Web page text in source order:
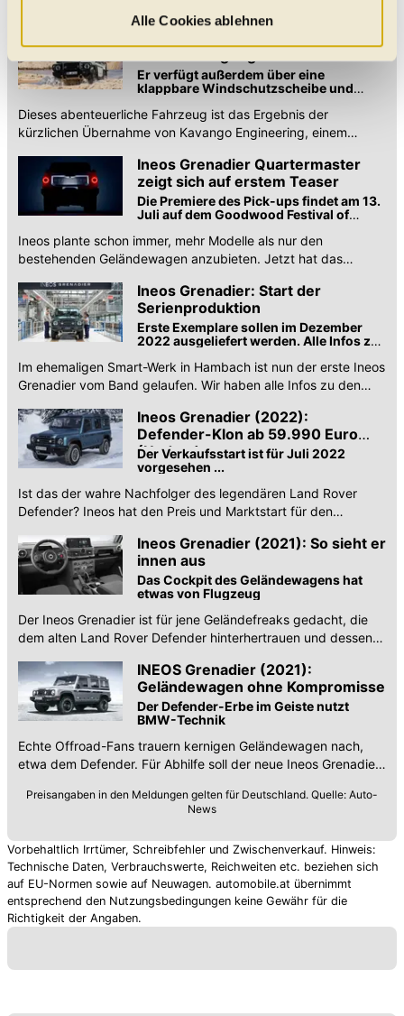
welche Kategorien Sie zulassen möchten. Es werden nur
Daten verarbeitet, für die Sie uns Ihr Einverständnis
geben. Bitte beachten Sie, dass durch eine
Einschränkung womöglich nicht mehr alle
Funktionalitäten der Website zur Verfügung stehen. Sie
können die Einstellungen jederzeit in unserer
Alle Cookies ablehnen
einem saftigen Preis.
Er verfügt außerdem über eine
klappbare Windschutzscheibe und
Sicht ...
Dieses abenteuerliche Fahrzeug ist das Ergebnis der
kürzlichen Übernahme von Kavango Engineering, einem
Ineos Grenadier Quartermaster
zeigt sich auf erstem Teaser
Die Premiere des Pick-ups findet am 13.
Juli auf dem Goodwood Festival of
Ineos plante schon immer, mehr Modelle als nur den
bestehenden Geländewagen anzubieten. Jetzt hat das
Ineos Grenadier: Start der
Serienproduktion
Erste Exemplare sollen im Dezember
2022 ausgeliefert werden. Alle Infos zu
Im ehemaligen Smart-Werk in Hambach ist nun der erste Ineos
Grenadier vom Band gelaufen. Wir haben alle Infos zu den
Ineos Grenadier (2022):
Defender-Klon ab 59.990 Euro
(Update)
Der Verkaufsstart ist für Juli 2022
vorgesehen ...
Ist das der wahre Nachfolger des legendären Land Rover
Defender? Ineos hat den Preis und Marktstart für den
Ineos Grenadier (2021): So sieht er
innen aus
Das Cockpit des Geländewagens hat
etwas von Flugzeug
Der Ineos Grenadier ist für jene Geländefreaks gedacht, die
dem alten Land Rover Defender hinterhertrauen und dessen
INEOS Grenadier (2021):
Geländewagen ohne Kompromisse
Der Defender-Erbe im Geiste nutzt
BMW-Technik
Echte Offroad-Fans trauern kernigen Geländewagen nach,
etwa dem Defender. Für Abhilfe soll der neue Ineos Grenadier
Preisangaben in den Meldungen gelten für Deutschland. Quelle: Auto-
News
Vorbehaltlich Irrtümer, Schreibfehler und Zwischenverkauf. Hinweis:
Technische Daten, Verbrauchswerte, Reichweiten etc. beziehen sich
auf EU-Normen sowie auf Neuwagen. automobile.at übernimmt
entsprechend den Nutzungsbedingungen keine Gewähr für die
Richtigkeit der Angaben.